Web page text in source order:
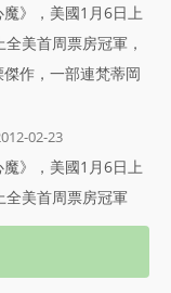
》，美國1月6日上
美首周票房冠軍，
作，一部連梵蒂岡
02-23
》，美國1月6日上
美首周票房冠軍